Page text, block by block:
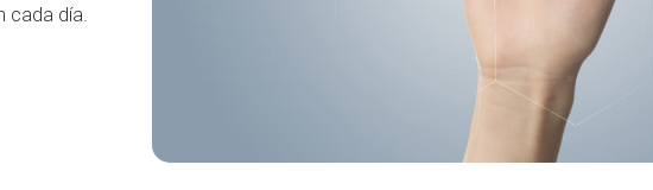
día.